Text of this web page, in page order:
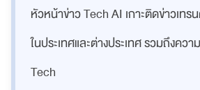
หัวหน้าข่าว Tech AI เกาะติดข่าวเทร
ในประเทศและต่างประเทศ รวมถึงคว
Tech